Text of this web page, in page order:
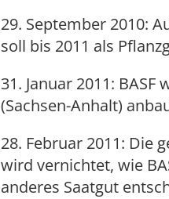
29. September 2010:
soll bis 2011 als
31. Januar 2011:
(Sachsen-Anhalt)
28. Februar 2011: Die
wird vernichtet, wie
anderes Saatgut